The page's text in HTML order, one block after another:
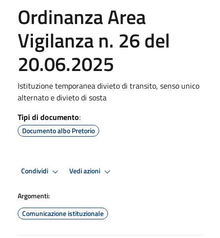
Ordinanza Area
Vigilanza n. 26 del
20.06.2025
Istituzione temporanea divieto di transito, senso unico
alternato e divieto di sosta
Tipi di documento:
Documento albo Pretorio
Condividi Vedi azioni
Argomenti:
Comunicazione istituzionale